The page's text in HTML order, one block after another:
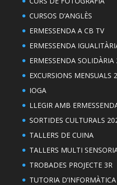
CURSOS D’ANGLÈS
ERMESSENDA A CB TV
ERMESSENDA
ERMESSENDA SOLIDÀRIA
EXCURSIONS MENSUALS
IOGA
LLEGIR AMB
SORTIDES CULTURALS
TALLERS DE CUINA
TALLERS MULTI
TROBADES PROJECTE 3R
TUTORIA D’INFORMÀTICA